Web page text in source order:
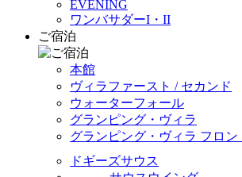
EVENING
ワンバサダーI・II
ご宿泊
本館
ヴィラファースト / セカンド
ウォーターフォール
グランピング・ヴィラ
グランピング・ヴィラ フロン
ドギーズサウス